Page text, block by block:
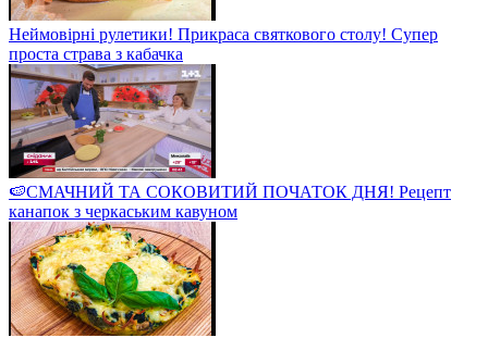
Неймовірні рулетики! Прикраса святкового столу! Супер
проста страва з кабачка
🍉СМАЧНИЙ ТА СОКОВИТИЙ ПОЧАТОК ДНЯ! Рецепт
канапок з черкаським кавуном